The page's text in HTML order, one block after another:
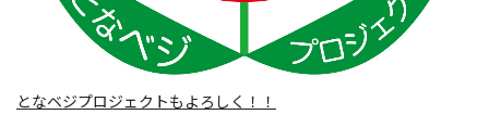
となベジプロジェクトもよろしく！！